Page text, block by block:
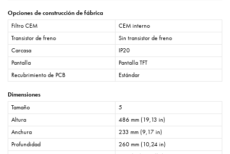
Opciones de construcción de fábrica
Filtro CEM
CEM interno
Transistor de freno
Sin transistor de freno
Carcasa
IP20
Pantalla
Pantalla TFT
Recubrimiento de PCB
Estándar
Dimensiones
Tamaño
5
Altura
486 mm (19,13 in)
Anchura
233 mm (9,17 in)
Profundidad
260 mm (10,24 in)